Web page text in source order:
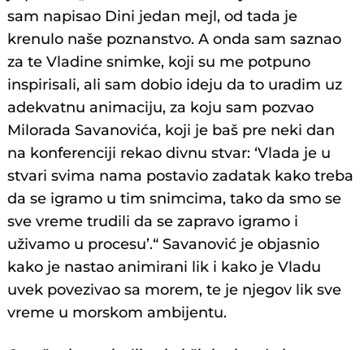
sam napisao Dini jedan mejl, od tada je
krenulo naše poznanstvo. A onda sam saznao
za te Vladine snimke, koji su me potpuno
inspirisali, ali sam dobio ideju da to uradim uz
adekvatnu animaciju, za koju sam pozvao
Milorada Savanovića, koji je baš pre neki dan
na konferenciji rekao divnu stvar: ‘Vlada je u
stvari svima nama postavio zadatak kako treba
da se igramo u tim snimcima, tako da smo se
sve vreme trudili da se zapravo igramo i
uživamo u procesu’.“ Savanović je objasnio
kako je nastao animirani lik i kako je Vladu
uvek povezivao sa morem, te je njegov lik sve
vreme u morskom ambijentu.